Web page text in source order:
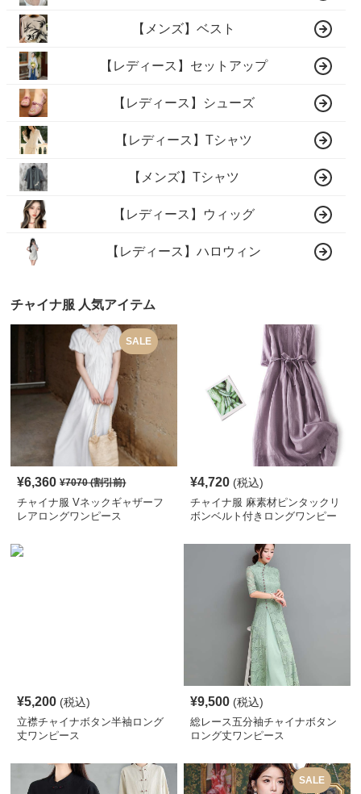
【メンズ】ベスト
【レディース】セットアップ
【レディース】シューズ
【レディース】Tシャツ
【メンズ】Tシャツ
【レディース】ウィッグ
【レディース】ハロウィン
チャイナ服 人気アイテム
SALE
¥6,360 ¥7070(割引前)
チャイナ服 Vネックギャザーフ
レアロングワンピース
¥4,720 (税込)
チャイナ服 麻素材ピンタックリ
ボンベルト付きロングワンピー
¥5,200 (税込)
立襟チャイナボタン半袖ロング
丈ワンピース
¥9,500 (税込)
総レース五分袖チャイナボタン
ロング丈ワンピース
SALE